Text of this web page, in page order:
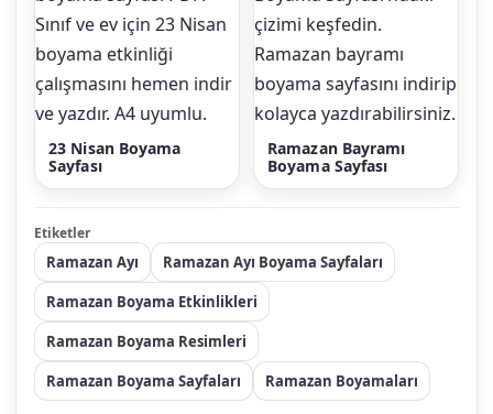
23 Nisan Boyama
Sayfası
Ramazan Bayramı
Boyama Sayfası
Etiketler
Ramazan Ayı
Ramazan Ayı Boyama Sayfaları
Ramazan Boyama Etkinlikleri
Ramazan Boyama Resimleri
Ramazan Boyama Sayfaları
Ramazan Boyamaları